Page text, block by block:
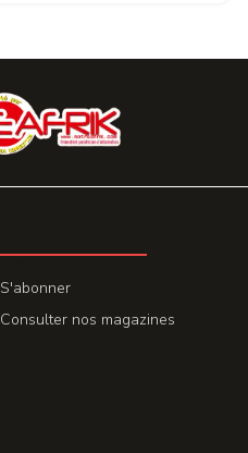
S'abonner
Consulter nos magazines